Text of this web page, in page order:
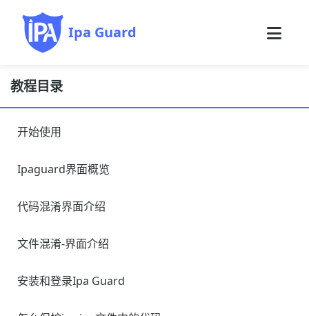
Ipa Guard
教程目录
开始使用
Ipaguard界面概览
代码混淆界面介绍
文件混淆-界面介绍
安装和登录Ipa Guard